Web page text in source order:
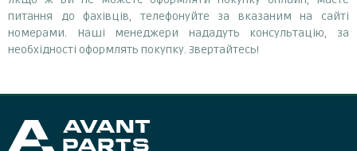
питання до фахівців, телефонуйте за вказаним на сайті
номерами. Наші менеджери нададуть консультацію, за
необхідності оформлять покупку. Звертайтесь!